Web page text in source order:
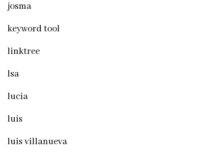
josma
keyword tool
linktree
lsa
lucia
luis
luis villanueva